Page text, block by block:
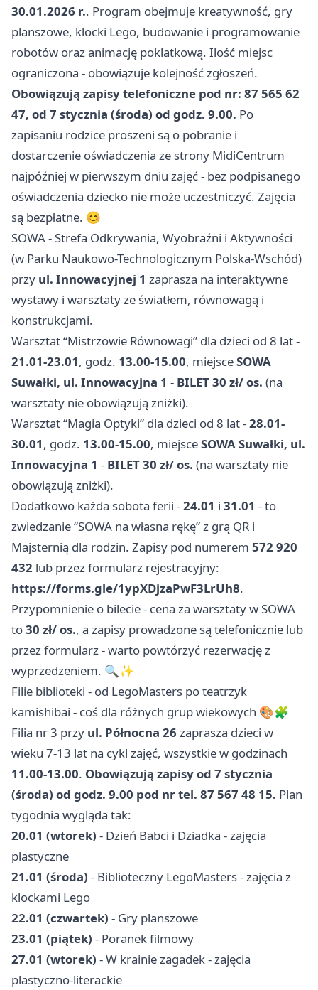
30.01.2026 r.. Program obejmuje kreatywność, gry
planszowe, klocki Lego, budowanie i programowanie
robotów oraz animację poklatkową. Ilość miejsc
ograniczona - obowiązuje kolejność zgłoszeń.
Obowiązują zapisy telefoniczne pod nr: 87 565 62
47, od 7 stycznia (środa) od godz. 9.00. Po
zapisaniu rodzice proszeni są o pobranie i
dostarczenie oświadczenia ze strony MidiCentrum
najpóźniej w pierwszym dniu zajęć - bez podpisanego
oświadczenia dziecko nie może uczestniczyć. Zajęcia
są bezpłatne. 😊
SOWA - Strefa Odkrywania, Wyobraźni i Aktywności
(w Parku Naukowo-Technologicznym Polska-Wschód)
przy ul. Innowacyjnej 1 zaprasza na interaktywne
wystawy i warsztaty ze światłem, równowagą i
konstrukcjami.
Warsztat “Mistrzowie Równowagi” dla dzieci od 8 lat -
21.01-23.01, godz. 13.00-15.00, miejsceSOWA
Suwałki, ul. Innowacyjna 1 - BILET 30 zł/ os. (na
warsztaty nie obowiązują zniżki).
Warsztat “Magia Optyki” dla dzieci od 8 lat -28.01-
30.01, godz. 13.00-15.00, miejsceSOWA Suwałki, ul.
Innowacyjna 1 - BILET 30 zł/ os. (na warsztaty nie
obowiązują zniżki).
Dodatkowo każda sobota ferii -24.01 i 31.01 - to
zwiedzanie “SOWA na własna rękę” z grą QR i
Majsternią dla rodzin. Zapisy pod numerem 572 920
432 lub przez formularz rejestracyjny:
https://forms.gle/1ypXDjzaPwF3LrUh8.
Przypomnienie o bilecie - cena za warsztaty w SOWA
to30 zł/ os., a zapisy prowadzone są telefonicznie lub
przez formularz - warto powtórzyć rezerwację z
wyprzedzeniem. 🔍✨
Filie biblioteki - od LegoMasters po teatrzyk
kamishibai - coś dla różnych grup wiekowych 🎨🧩
Filia nr 3 przy ul. Północna 26 zaprasza dzieci w
wieku 7-13 lat na cykl zajęć, wszystkie w godzinach
11.00-13.00. Obowiązują zapisy od 7 stycznia
(środa) od godz. 9.00 pod nr tel. 87 567 48 15. Plan
tygodnia wygląda tak:
20.01 (wtorek) - Dzień Babci i Dziadka - zajęcia
plastyczne
21.01 (środa) - Biblioteczny LegoMasters - zajęcia z
klockami Lego
22.01 (czwartek) - Gry planszowe
23.01 (piątek) - Poranek filmowy
27.01 (wtorek) - W krainie zagadek - zajęcia
plastyczno-literackie